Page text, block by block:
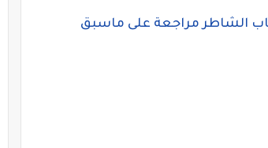
الشاطر مراجعة على ماسبق